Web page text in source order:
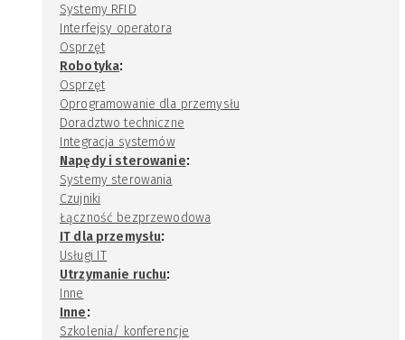
Systemy RFID
Interfejsy operatora
Osprzęt
Robotyka:
Osprzęt
Oprogramowanie dla przemysłu
Doradztwo techniczne
Integracja systemów
Napędy i sterowanie:
Systemy sterowania
Czujniki
Łączność bezprzewodowa
IT dla przemysłu:
Usługi IT
Utrzymanie ruchu:
Inne
Inne:
Szkolenia/ konferencje